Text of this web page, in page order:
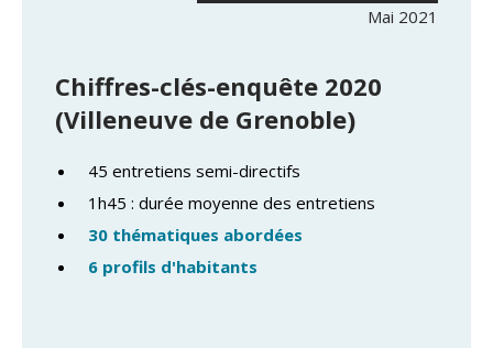
Mai 2021
Chiffres-clés-enquête 2020
(Villeneuve de Grenoble)
45 entretiens semi-directifs
1h45 : durée moyenne des entretiens
30 thématiques abordées
6 profils d'habitants